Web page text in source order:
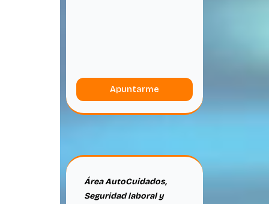
Apuntarme
Área AutoCuidados,
Seguridad laboral y